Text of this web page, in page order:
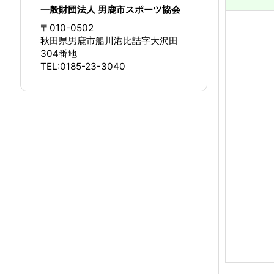
一般財団法人 男鹿市スポーツ協会
〒010-0502
秋田県男鹿市船川港比詰字大沢田
304番地
TEL:0185-23-3040